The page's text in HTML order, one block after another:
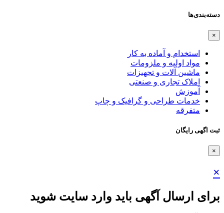
دسته‌بندی‌ها
×
استخدام و آماده به کار
مواد اولیه و ملزومات
ماشین آلات و تجهیزات
املاک تجاری و صنعتی
آموزش
خدمات طراحی و گرافیک و چاپ
متفرقه
ثبت اگهی رایگان
×
×
برای ارسال آگهی باید وارد سایت شوید